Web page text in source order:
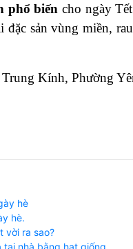
phổ biến cho ngày
đặc sản vùng miền,
Kính, Phường
hè
hè.
vời ra sao?
nhà bằng hạt giống